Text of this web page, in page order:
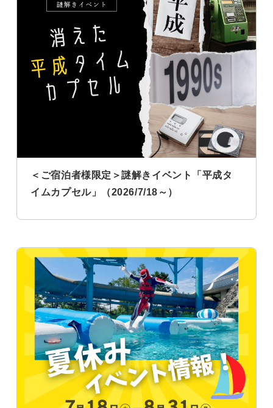
＜ご宿泊者様限定＞謎解きイベント「平成タ
イムカプセル」（2026/7/18～）